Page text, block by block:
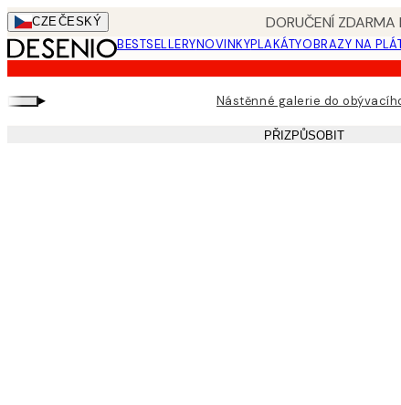
Skip
to
main
content.
CZEČESKÝ DORUČENÍ
BESTSELLERYNOVINKYPLAKÁTYOBRAZY NA
▸ Nástěnné galerie do
PŘIZPŮSOBIT